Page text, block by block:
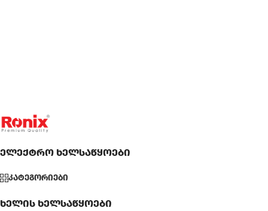
ელექტრო ხელსაწყოები
კატეგორიები
ხელის ხელსაწყოები